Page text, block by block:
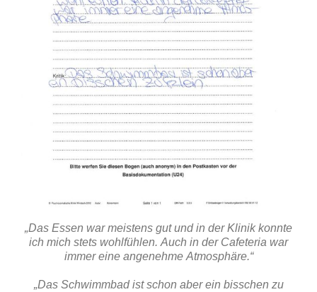
„Das Essen war meistens gut und in der Klinik konnte
ich mich stets wohlfühlen. Auch in der Cafeteria war
immer eine angenehme Atmosphäre.“
„Das Schwimmbad ist schon aber ein bisschen zu